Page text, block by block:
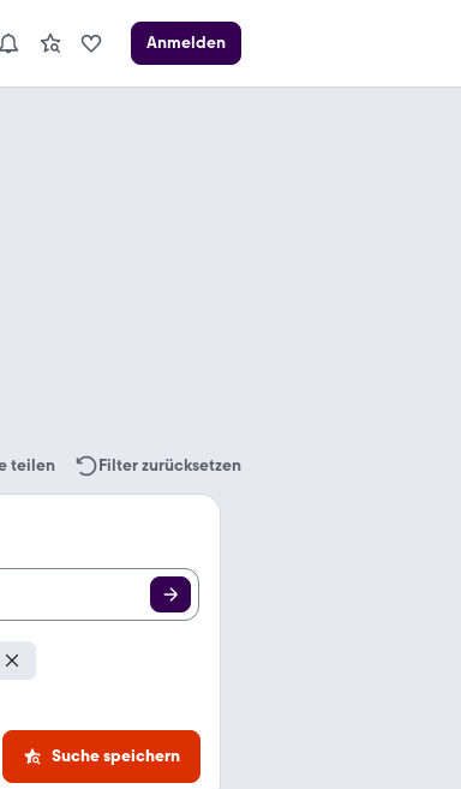
Anmelden
teilen Filter zurücksetzen
Suche speichern